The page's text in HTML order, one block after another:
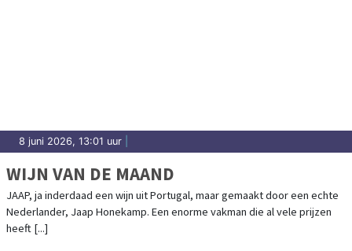
8 juni 2026, 13:01 uur
WIJN VAN DE MAAND
JAAP, ja inderdaad een wijn uit Portugal, maar gemaakt door een echte
Nederlander, Jaap Honekamp. Een enorme vakman die al vele prijzen
heeft [...]